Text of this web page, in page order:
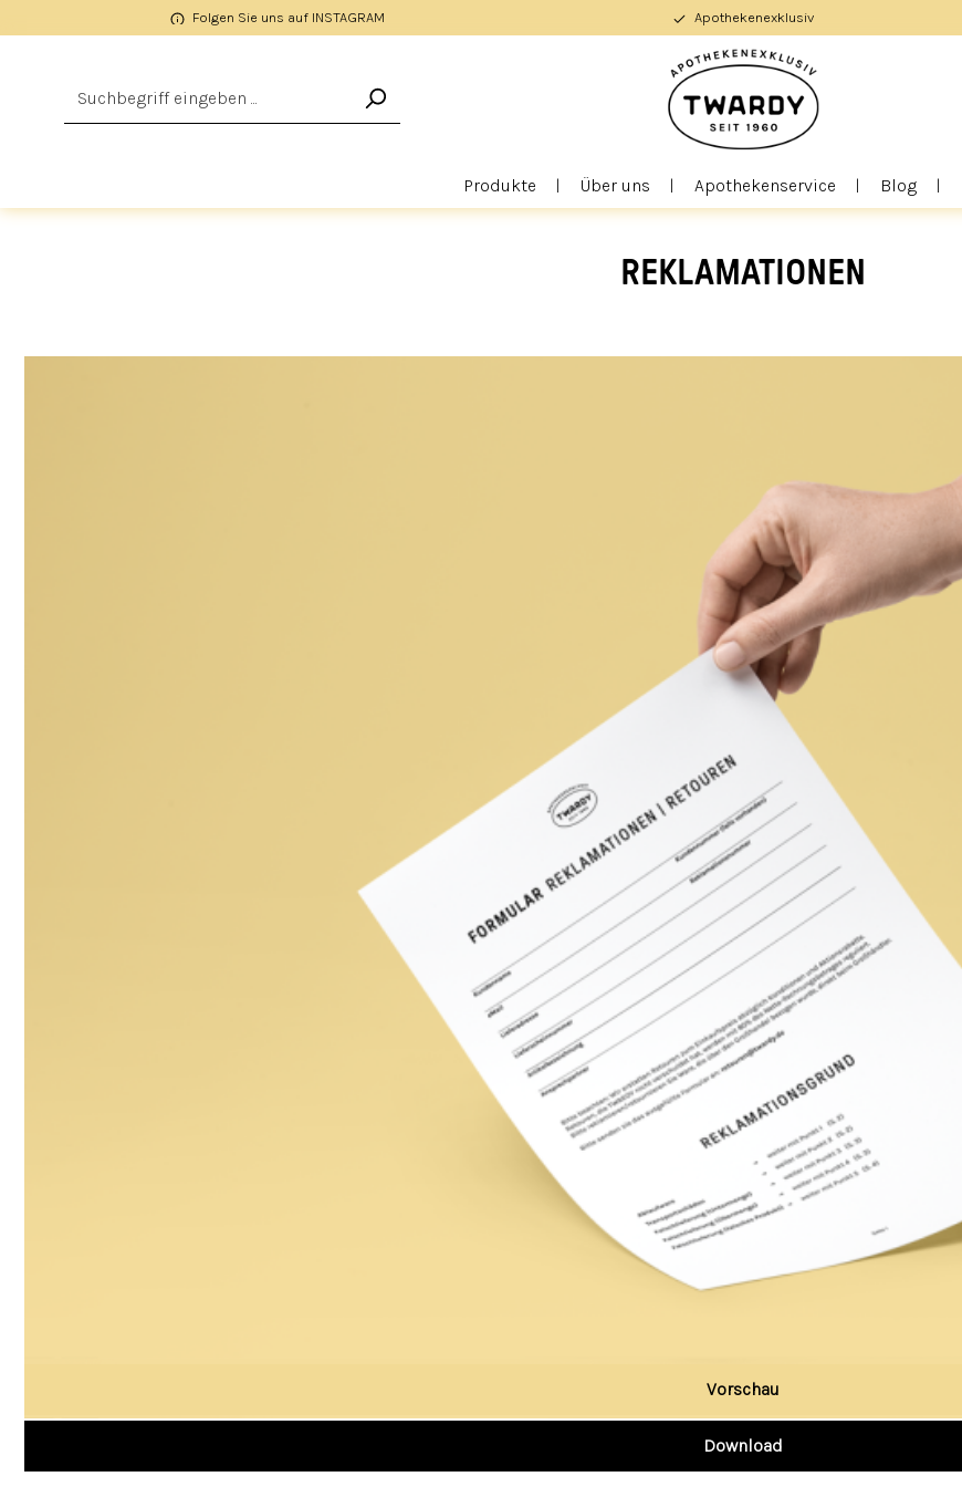
Zur Hauptnavigation springenFolgen Sie uns auf INSTAGRAM Apothekenexklusiv
Produkte Über uns Apothekenservice Blog
REKLAMATIONEN
Vorschau
Download